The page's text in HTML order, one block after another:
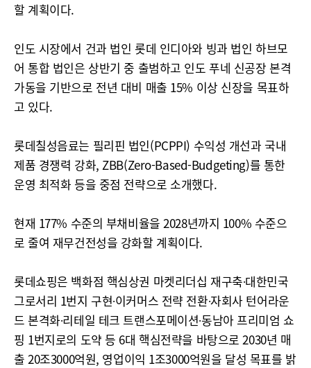
할 계획이다.
인도 시장에서 건과 법인 롯데 인디아와 빙과 법인 하브모
어 통합 법인은 상반기 중 출범하고 인도 푸네 신공장 본격
가동을 기반으로 전년 대비 매출 15% 이상 신장을 목표하
고 있다.
롯데칠성음료는 필리핀 법인(PCPPI) 수익성 개선과 국내
제품 경쟁력 강화, ZBB(Zero-Based-Budgeting)를 통한
운영 최적화 등을 중점 전략으로 소개했다.
현재 177% 수준의 부채비율을 2028년까지 100% 수준으
로 줄여 재무건전성을 강화할 계획이다.
롯데쇼핑은 백화점 핵심상권 마켓리더십 재구축∙대한민국
그로서리 1번지 구현∙이커머스 전략 전환∙자회사 턴어라운
드 본격화∙리테일 테크 트랜스포메이션∙동남아 프리미엄 쇼
핑 1번지로의 도약 등 6대 핵심전략을 바탕으로 2030년 매
출 20조3000억원, 영업이익 1조3000억원을 달성 목표를 밝